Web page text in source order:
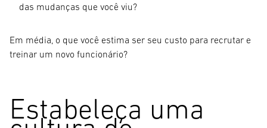
das mudanças que você viu?
Em média, o que você estima ser seu custo para recrutar e
treinar um novo funcionário?
Estabeleça uma